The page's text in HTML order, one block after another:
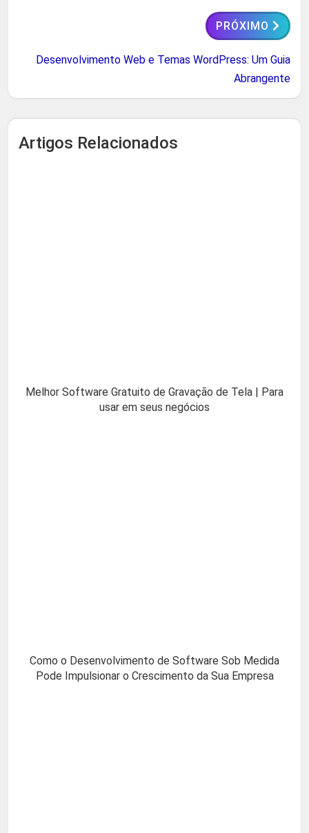
PRÓXIMO
Desenvolvimento Web e Temas WordPress: Um Guia
Abrangente
Artigos Relacionados
Melhor Software Gratuito de Gravação de Tela | Para
usar em seus negócios
Como o Desenvolvimento de Software Sob Medida
Pode Impulsionar o Crescimento da Sua Empresa